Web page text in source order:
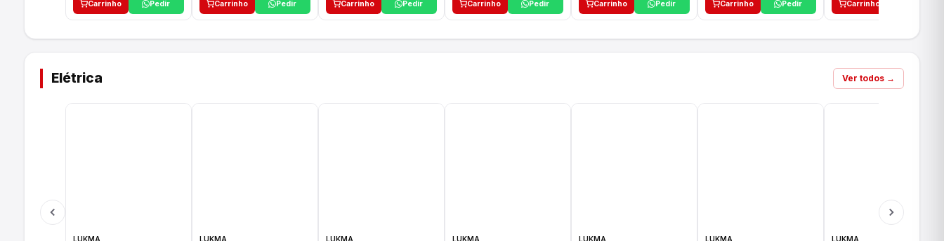
Carrinho Pedir Carrinho Pedir Carrinho Pedir Carrinho Pedir Carrinho Pedir Carrinho Pedir Carrinho
Elétrica Ver todos →
LUKMA LUKMA LUKMA LUKMA LUKMA LUKMA LUKMA